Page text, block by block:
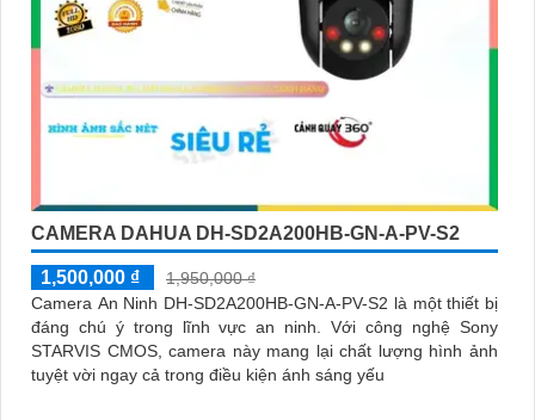
CAMERA DAHUA DH-SD2A200HB-GN-A-PV-S2
1,500,000 ₫
1,950,000 ₫
Camera An Ninh DH-SD2A200HB-GN-A-PV-S2 là một thiết bị
đáng chú ý trong lĩnh vực an ninh. Với công nghệ Sony
STARVIS CMOS, camera này mang lại chất lượng hình ảnh
tuyệt vời ngay cả trong điều kiện ánh sáng yếu